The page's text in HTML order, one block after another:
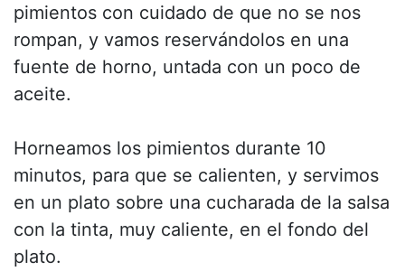
pimientos con cuidado de que no se nos
rompan, y vamos reservándolos en una
fuente de horno, untada con un poco de
aceite.
Horneamos los pimientos durante 10
minutos, para que se calienten, y servimos
en un plato sobre una cucharada de la salsa
con la tinta, muy caliente, en el fondo del
plato.